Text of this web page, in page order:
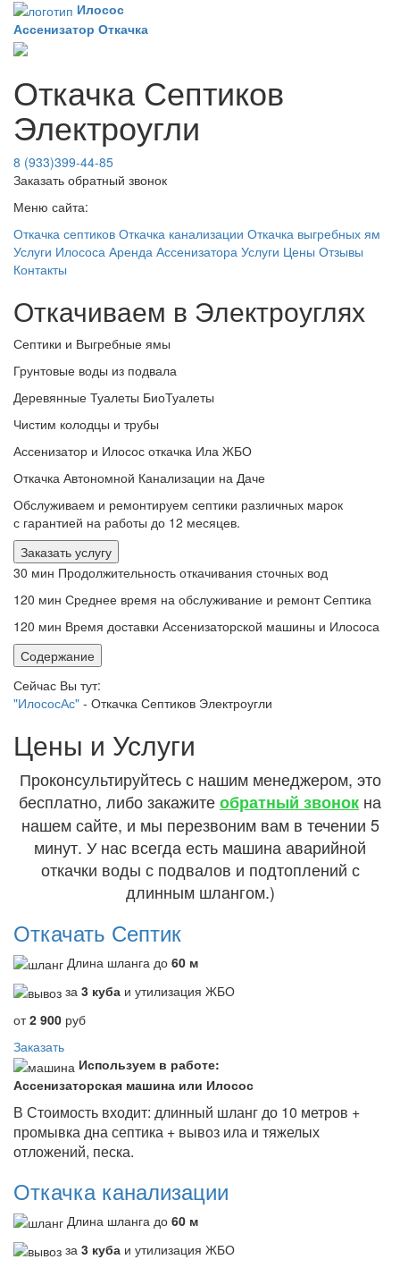
Илосос
Ассенизатор Откачка
Откачка Септиков
Электроугли
8 (933)399-44-85
Заказать обратный звонок
Меню сайта:
Откачка септиков Откачка канализации Откачка выгребных ям
Услуги Илососа Аренда Ассенизатора Услуги Цены Отзывы
Контакты
Откачиваем в Электроуглях
Септики и Выгребные ямы
Грунтовые воды из подвала
Деревянные Туалеты БиоТуалеты
Чистим колодцы и трубы
Ассенизатор и Илосос откачка Ила ЖБО
Откачка Автономной Канализации на Даче
Обслуживаем и ремонтируем септики различных марок
с гарантией на работы до 12 месяцев.
Заказать услугу
30 мин Продолжительность откачивания сточных вод
120 мин Среднее время на обслуживание и ремонт Септика
120 мин Время доставки Ассенизаторской машины и Илососа
Содержание
Сейчас Вы тут:
"ИлососАс" - Откачка Септиков Электроугли
Цены и Услуги
Проконсультируйтесь с нашим менеджером, это
бесплатно, либо закажитеобратный звонок на
нашем сайте, и мы перезвоним вам в течении 5
минут. У нас всегда есть машина аварийной
откачки воды с подвалов и подтоплений с
длинным шлангом.)
Откачать Септик
Длина шланга до 60 м
за 3 куба и утилизация ЖБО
от2 900 руб
Заказать
Используем в работе:
Ассенизаторская машина или Илосос
В Стоимость входит: длинный шланг до 10 метров +
промывка дна септика + вывоз ила и тяжелых
отложений, песка.
Откачка канализации
Длина шланга до 60 м
за 3 куба и утилизация ЖБО